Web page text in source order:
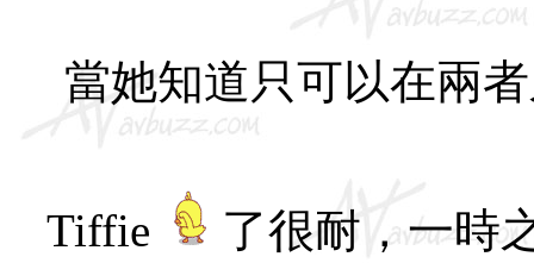
當她知道只可以在兩
Tiffie
了很耐，一時